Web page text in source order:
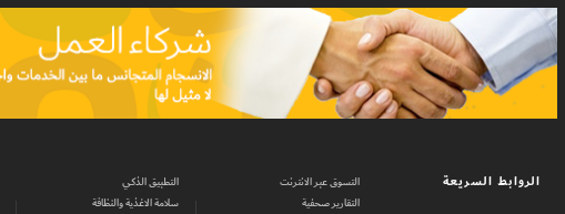
الروابط السريعة
التسوق عبر الانترنت
التقارير صحفية
التطبيق الذكي
سلامة الاغذية والنظافة